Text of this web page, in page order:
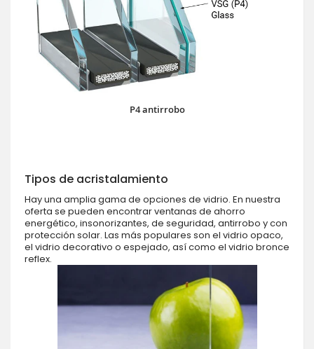
P4 antirrobo
Tipos de acristalamiento
Hay una amplia gama de opciones de vidrio. En nuestra
oferta se pueden encontrar ventanas de ahorro
energético, insonorizantes, de seguridad, antirrobo y con
protección solar. Las más populares son el vidrio opaco,
el vidrio decorativo o espejado, así como el vidrio bronce
reflex.